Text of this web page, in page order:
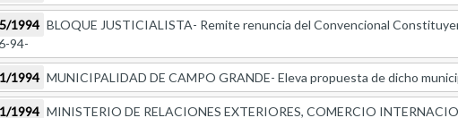
1994 BLOQUE JUSTICIALISTA- Remite renuncia del Convencional
94-
1994 MUNICIPALIDAD DE CAMPO GRANDE- Eleva propuesta de dicho
1994 MINISTERIO DE RELACIONES EXTERIORES, COMERCIO